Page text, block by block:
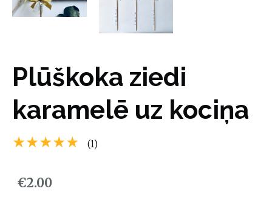
Plūškoka ziedi
karamelē uz kociņa
★★★★★ (1)
€2.00